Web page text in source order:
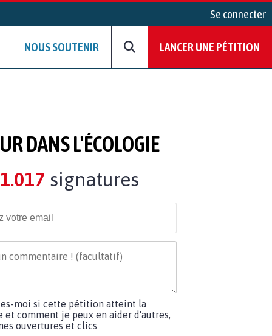
Se connecter
NOUS SOUTENIR LANCER UNE PÉTITION
DANS L'ÉCOLOGIE
signatures
moi si cette pétition atteint la
et comment je peux en aider d'autres,
ouvertures et clics